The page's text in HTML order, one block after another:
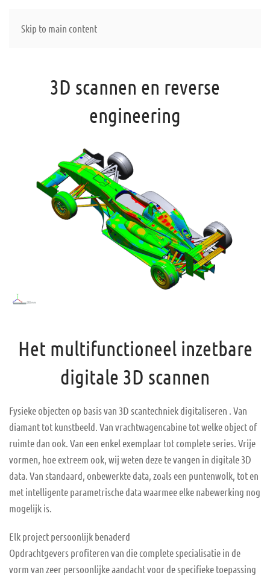
Skip to main content
3D scannen en reverse
engineering
Het multifunctioneel inzetbare
digitale 3D scannen
Fysieke objecten op basis van 3D scantechniek digitaliseren . Van
diamant tot kunstbeeld. Van vrachtwagencabine tot welke object of
ruimte dan ook. Van een enkel exemplaar tot complete series. Vrije
vormen, hoe extreem ook, wij weten deze te vangen in digitale 3D
data. Van standaard, onbewerkte data, zoals een puntenwolk, tot en
met intelligente parametrische data waarmee elke nabewerking nog
mogelijk is.
Elk project persoonlijk benaderd
Opdrachtgevers profiteren van die complete specialisatie in de
vorm van zeer persoonlijke aandacht voor de specifieke toepassing